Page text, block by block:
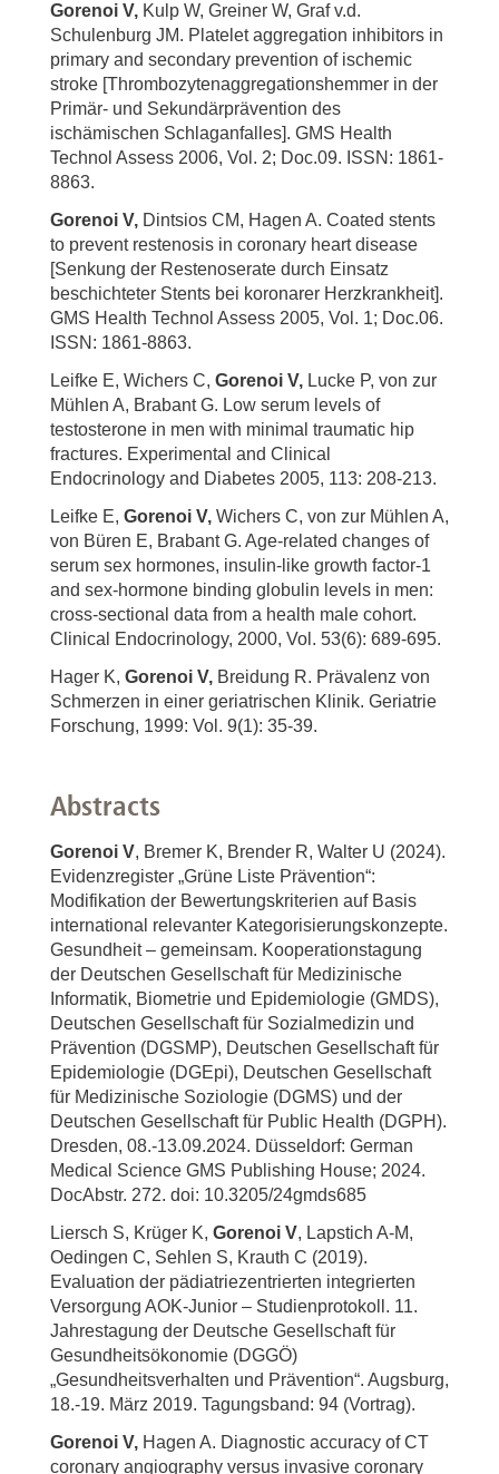
Gorenoi V, Kulp W, Greiner W, Graf v.d.
Schulenburg JM. Platelet aggregation inhibitors in
primary and secondary prevention of ischemic
stroke [Thrombozytenaggregationshemmer in der
Primär- und Sekundärprävention des
ischämischen Schlaganfalles]. GMS Health
Technol Assess 2006, Vol. 2; Doc.09. ISSN: 1861-
8863.
Gorenoi V, Dintsios CM, Hagen A. Coated stents
to prevent restenosis in coronary heart disease
[Senkung der Restenoserate durch Einsatz
beschichteter Stents bei koronarer Herzkrankheit].
GMS Health Technol Assess 2005, Vol. 1; Doc.06.
ISSN: 1861-8863.
Leifke E, Wichers C, Gorenoi V, Lucke P, von zur
Mühlen A, Brabant G. Low serum levels of
testosterone in men with minimal traumatic hip
fractures. Experimental and Clinical
Endocrinology and Diabetes 2005, 113: 208-213.
Leifke E, Gorenoi V, Wichers C, von zur Mühlen A,
von Büren E, Brabant G. Age-related changes of
serum sex hormones, insulin-like growth factor-1
and sex-hormone binding globulin levels in men:
cross-sectional data from a health male cohort.
Clinical Endocrinology, 2000, Vol. 53(6): 689-695.
Hager K, Gorenoi V, Breidung R. Prävalenz von
Schmerzen in einer geriatrischen Klinik. Geriatrie
Forschung, 1999: Vol. 9(1): 35-39.
Abstracts
Gorenoi V, Bremer K, Brender R, Walter U (2024).
Evidenzregister „Grüne Liste Prävention“:
Modifikation der Bewertungskriterien auf Basis
international relevanter Kategorisierungskonzepte.
Gesundheit – gemeinsam. Kooperationstagung
der Deutschen Gesellschaft für Medizinische
Informatik, Biometrie und Epidemiologie (GMDS),
Deutschen Gesellschaft für Sozialmedizin und
Prävention (DGSMP), Deutschen Gesellschaft für
Epidemiologie (DGEpi), Deutschen Gesellschaft
für Medizinische Soziologie (DGMS) und der
Deutschen Gesellschaft für Public Health (DGPH).
Dresden, 08.-13.09.2024. Düsseldorf: German
Medical Science GMS Publishing House; 2024.
DocAbstr. 272. doi: 10.3205/24gmds685
Liersch S, Krüger K, Gorenoi V, Lapstich A-M,
Oedingen C, Sehlen S, Krauth C (2019).
Evaluation der pädiatriezentrierten integrierten
Versorgung AOK-Junior – Studienprotokoll. 11.
Jahrestagung der Deutsche Gesellschaft für
Gesundheitsökonomie (DGGÖ)
„Gesundheitsverhalten und Prävention“. Augsburg,
18.-19. März 2019. Tagungsband: 94 (Vortrag).
Gorenoi V, Hagen A. Diagnostic accuracy of CT
coronary angiography versus invasive coronary